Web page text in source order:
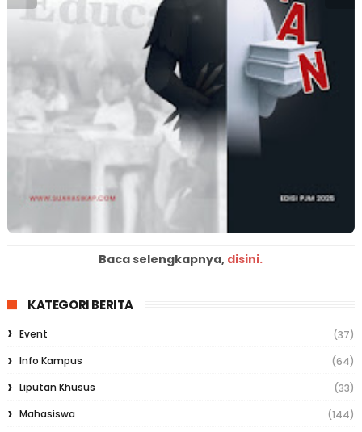
Baca selengkapnya, disini.
KATEGORI BERITA
Event
(37)
Info Kampus
(64)
Liputan Khusus
(33)
Mahasiswa
(144)